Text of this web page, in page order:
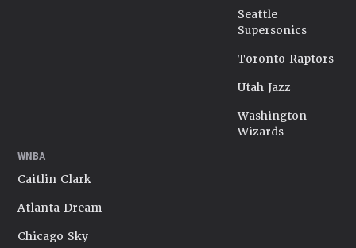
Seattle
Supersonics
Toronto Raptors
Utah Jazz
Washington
Wizards
WNBA
Caitlin Clark
Atlanta Dream
Chicago Sky